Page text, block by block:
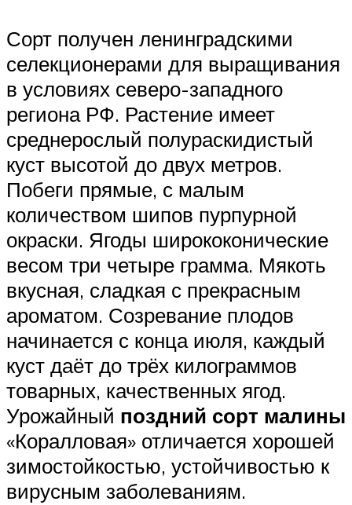
Сорт получен ленинградскими
селекционерами для выращивания
в условиях северо-западного
региона РФ. Растение имеет
среднерослый полураскидистый
куст высотой до двух метров.
Побеги прямые, с малым
количеством шипов пурпурной
окраски. Ягоды ширококонические
весом три четыре грамма. Мякоть
вкусная, сладкая с прекрасным
ароматом. Созревание плодов
начинается с конца июля, каждый
куст даёт до трёх килограммов
товарных, качественных ягод.
Урожайный поздний сорт малины
«Коралловая» отличается хорошей
зимостойкостью, устойчивостью к
вирусным заболеваниям.